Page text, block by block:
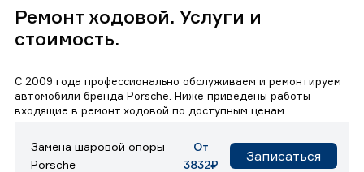
Ремонт ходовой. Услуги и
стоимость.
С 2009 года профессионально обслуживаем и ремонтируем
автомобили бренда Porsche. Ниже приведены работы
входящие в ремонт ходовой по доступным ценам.
Замена шаровой опоры
Porsche
От
3832₽
Записаться